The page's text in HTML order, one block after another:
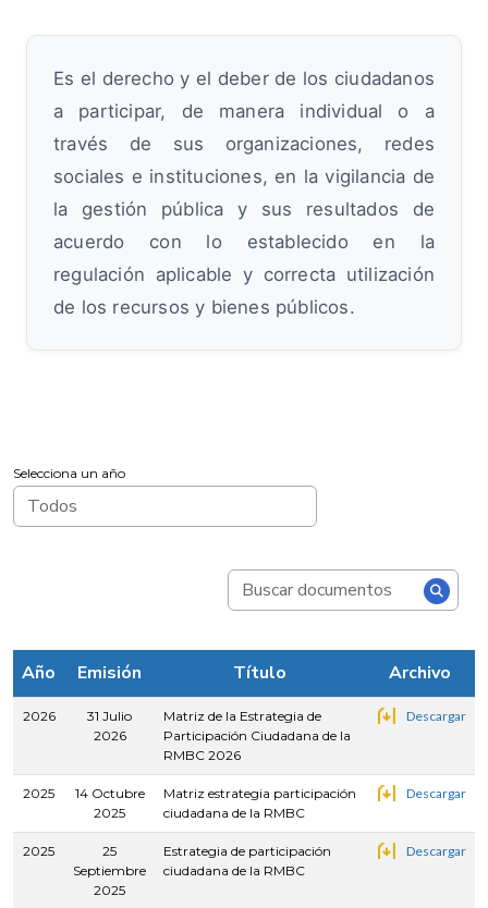
Es el derecho y el deber de los ciudadanos
a participar, de manera individual o a
través de sus organizaciones, redes
sociales e instituciones, en la vigilancia de
la gestión pública y sus resultados de
acuerdo con lo establecido en la
regulación aplicable y correcta utilización
de los recursos y bienes públicos.
Selecciona un año
Año Emisión Título Archivo
2026
31 Julio
2026
Matriz de la Estrategia de
Participación Ciudadana de la
RMBC 2026
Descargar
2025
14 Octubre
2025
Matriz estrategia participación
ciudadana de la RMBC
Descargar
2025
25
Septiembre
2025
Estrategia de participación
ciudadana de la RMBC
Descargar